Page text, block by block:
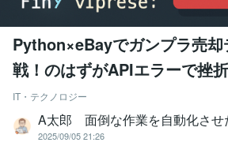
Python×eBayでガンプラ売
戦！のはずがAPIエラーで挫
IT・テクノロジー
A太郎 面倒な作業を自動化さ
2025/09/05 21:26